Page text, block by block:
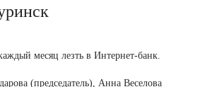
месяц лезть в Интернет-банк.
(председатель), Анна Веселова